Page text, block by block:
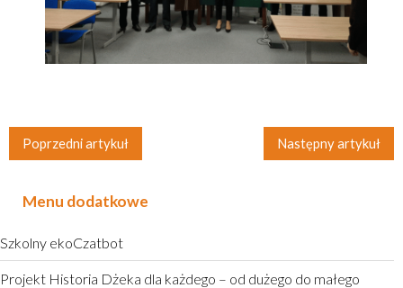
Menu dodatkowe
Szkolny ekoCzatbot
Projekt Historia Dżeka dla każdego – od dużego do małego
Poprzedni artykuł Następny artykuł